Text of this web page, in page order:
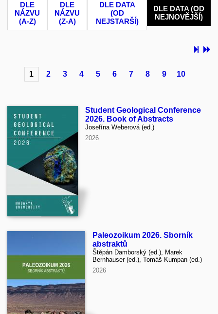
DLE
NÁZVU
(A-Z)
DLE
NÁZVU
(Z-A)
DLE DATA
(OD
NEJSTARŠÍ)
DLE DATA (OD
NEJNOVĚJŠÍ)
1 2 3 4 5 6 7 8 9 10
Student Geological Conference
2026. Book of Abstracts
Josefína Weberová (ed.)
2026
Paleozoikum 2026. Sborník
abstraktů
Štěpán Damborský (ed.), Marek
Bernhauser (ed.), Tomáš Kumpan (ed.)
2026